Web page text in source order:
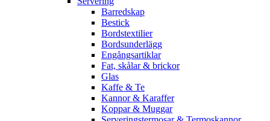
Barredskap
Bestick
Bordstextilier
Bordsunderlägg
Engångsartiklar
Fat, skålar & brickor
Glas
Kaffe & Te
Kannor & Karaffer
Koppar & Muggar